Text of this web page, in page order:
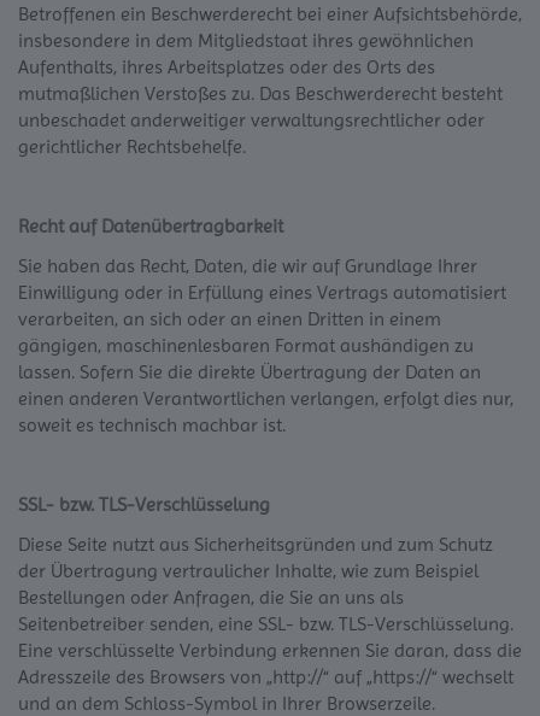
Betroffenen ein Beschwerderecht bei einer Aufsichtsbehörde,
insbesondere in dem Mitgliedstaat ihres gewöhnlichen
Aufenthalts, ihres Arbeitsplatzes oder des Orts des
mutmaßlichen Verstoßes zu. Das Beschwerderecht besteht
unbeschadet anderweitiger verwaltungsrechtlicher oder
gerichtlicher Rechtsbehelfe.
Recht auf Daten­übertrag­barkeit
Sie haben das Recht, Daten, die wir auf Grundlage Ihrer
Einwilligung oder in Erfüllung eines Vertrags automatisiert
verarbeiten, an sich oder an einen Dritten in einem
gängigen, maschinenlesbaren Format aushändigen zu
lassen. Sofern Sie die direkte Übertragung der Daten an
einen anderen Verantwortlichen verlangen, erfolgt dies nur,
soweit es technisch machbar ist.
SSL- bzw. TLS-Verschlüsselung
Diese Seite nutzt aus Sicherheitsgründen und zum Schutz
der Übertragung vertraulicher Inhalte, wie zum Beispiel
Bestellungen oder Anfragen, die Sie an uns als
Seitenbetreiber senden, eine SSL- bzw. TLS-Verschlüsselung.
Eine verschlüsselte Verbindung erkennen Sie daran, dass die
Adresszeile des Browsers von „http://“ auf „https://“ wechselt
und an dem Schloss-Symbol in Ihrer Browserzeile.